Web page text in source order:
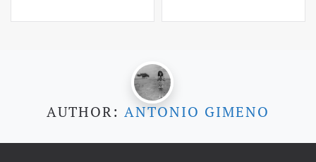
AUTHOR: ANTONIO GIMENO